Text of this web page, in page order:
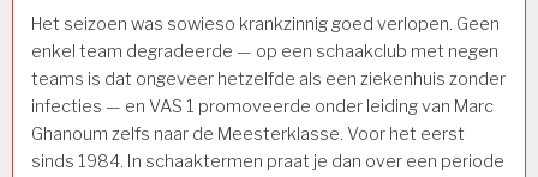
Het seizoen was sowieso krankzinnig goed verlopen. Geen
enkel team degradeerde — op een schaakclub met negen
teams is dat ongeveer hetzelfde als een ziekenhuis zonder
infecties — en VAS 1 promoveerde onder leiding van Marc
Ghanoum zelfs naar de Meesterklasse. Voor het eerst
sinds 1984. In schaaktermen praat je dan over een periode